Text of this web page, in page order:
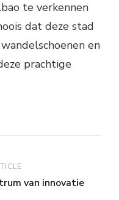
te verkennen
dat deze stad
en
prachtige
van innovatie